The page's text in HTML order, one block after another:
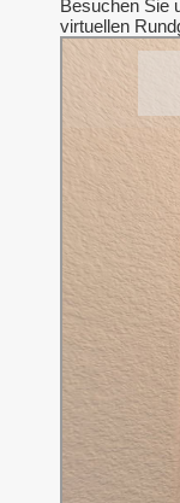
Besuchen Sie
virtuellen